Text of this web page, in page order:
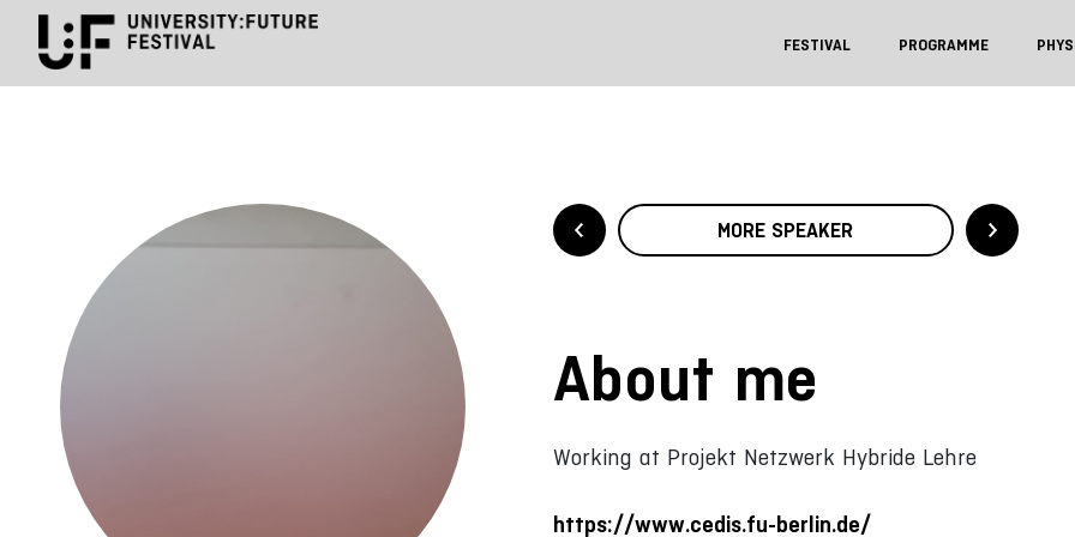
FESTIVAL PROGRAMME
MORE SPEAKER
About me
Working at Projekt Netzwerk Hybride Lehre
https://www.cedis.fu-berlin.de/